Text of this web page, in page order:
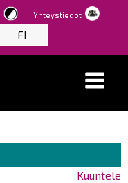
Yhteystiedot
FI
Kuuntele